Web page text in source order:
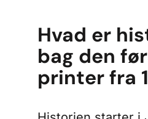
Hvad er
bag den
printer fra